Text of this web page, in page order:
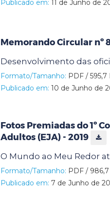
Publicado em: 11 de Junho de
Memorando Circular nº
Desenvolvimento das
Formato/Tamanho: PDF / 595,7
Publicado em: 10 de Junho de
Fotos Premiadas do 1º
Adultos (EJA) - 2019
O Mundo ao Meu Redor
Formato/Tamanho: PDF /
Publicado em: 7 de Junho de